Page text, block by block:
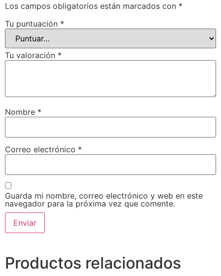
Los campos obligatorios están marcados con *
Tu puntuación *
Tu valoración *
Nombre *
Correo electrónico *
Guarda mi nombre, correo electrónico y web en este
navegador para la próxima vez que comente.
Productos relacionados